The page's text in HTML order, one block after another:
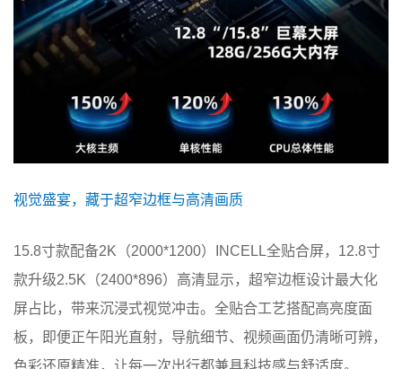
视觉盛宴，藏于超窄边框与高清画质
15.8寸款配备2K（2000*1200）INCELL全贴合屏，12.8寸
款升级2.5K（2400*896）高清显示，超窄边框设计最大化
屏占比，带来沉浸式视觉冲击。全贴合工艺搭配高亮度面
板，即便正午阳光直射，导航细节、视频画面仍清晰可辨，